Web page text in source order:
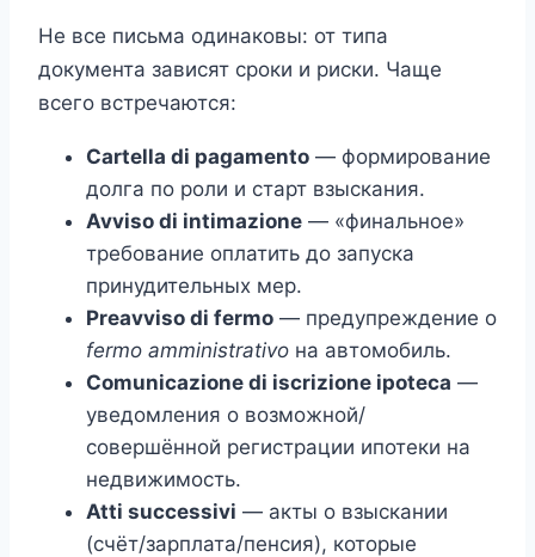
Не все письма одинаковы: от типа
документа зависят сроки и риски. Чаще
всего встречаются:
Cartella di pagamento — формирование
долга по роли и старт взыскания.
Avviso di intimazione — «финальное»
требование оплатить до запуска
принудительных мер.
Preavviso di fermo — предупреждение о
fermo amministrativo на автомобиль.
Comunicazione di iscrizione ipoteca —
уведомления о возможной/
совершённой регистрации ипотеки на
недвижимость.
Atti successivi — акты о взыскании
(счёт/зарплата/пенсия), которые